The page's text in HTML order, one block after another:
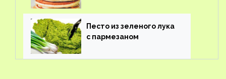
Песто из зеленого лука
с пармезаном